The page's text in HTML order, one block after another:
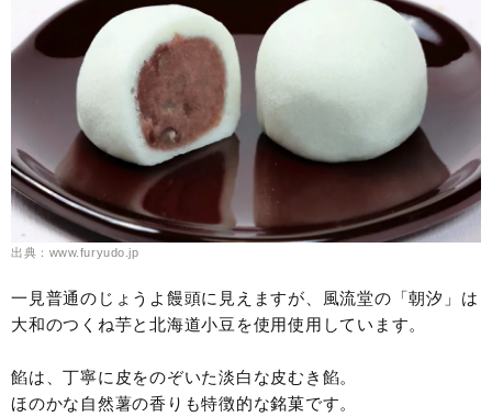
出典：www.furyudo.jp
一見普通のじょうよ饅頭に見えますが、風流堂の「朝汐」は
大和のつくね芋と北海道小豆を使用使用しています。
餡は、丁寧に皮をのぞいた淡白な皮むき餡。
ほのかな自然薯の香りも特徴的な銘菓です。